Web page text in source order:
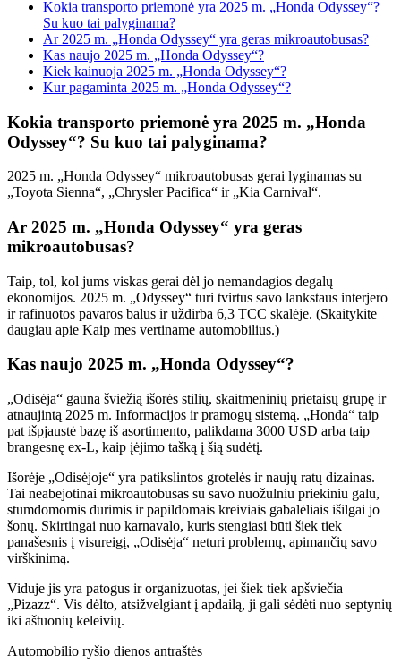
Kokia transporto priemonė yra 2025 m. „Honda Odyssey“?
Su kuo tai palyginama?
Ar 2025 m. „Honda Odyssey“ yra geras mikroautobusas?
Kas naujo 2025 m. „Honda Odyssey“?
Kiek kainuoja 2025 m. „Honda Odyssey“?
Kur pagaminta 2025 m. „Honda Odyssey“?
Kokia transporto priemonė yra 2025 m. „Honda
Odyssey“? Su kuo tai palyginama?
2025 m. „Honda Odyssey“ mikroautobusas gerai lyginamas su
„Toyota Sienna“, „Chrysler Pacifica“ ir „Kia Carnival“.
Ar 2025 m. „Honda Odyssey“ yra geras
mikroautobusas?
Taip, tol, kol jums viskas gerai dėl jo nemandagios degalų
ekonomijos. 2025 m. „Odyssey“ turi tvirtus savo lankstaus interjero
ir rafinuotos pavaros balus ir uždirba 6,3 TCC skalėje. (Skaitykite
daugiau apie Kaip mes vertiname automobilius.)
Kas naujo 2025 m. „Honda Odyssey“?
„Odisėja“ gauna šviežią išorės stilių, skaitmeninių prietaisų grupę ir
atnaujintą 2025 m. Informacijos ir pramogų sistemą. „Honda“ taip
pat išpjaustė bazę iš asortimento, palikdama 3000 USD arba taip
brangesnę ex-L, kaip įėjimo tašką į šią sudėtį.
Išorėje „Odisėjoje“ yra patikslintos grotelės ir naujų ratų dizainas.
Tai neabejotinai mikroautobusas su savo nuožulniu priekiniu galu,
stumdomomis durimis ir papildomais kreiviais gabalėliais išilgai jo
šonų. Skirtingai nuo karnavalo, kuris stengiasi būti šiek tiek
panašesnis į visureigį, „Odisėja“ neturi problemų, apimančių savo
virškinimą.
Viduje jis yra patogus ir organizuotas, jei šiek tiek apšviečia
„Pizazz“. Vis dėlto, atsižvelgiant į apdailą, ji gali sėdėti nuo septynių
iki aštuonių keleivių.
Automobilio ryšio dienos antraštės